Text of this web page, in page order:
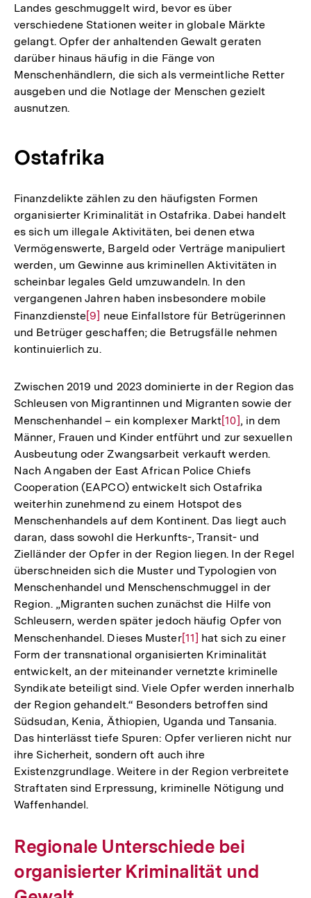
Landes geschmuggelt wird, bevor es über
verschiedene Stationen weiter in globale Märkte
gelangt. Opfer der anhaltenden Gewalt geraten
darüber hinaus häufig in die Fänge von
Menschenhändlern, die sich als vermeintliche Retter
ausgeben und die Notlage der Menschen gezielt
ausnutzen.
Ostafrika
Finanzdelikte zählen zu den häufigsten Formen
organisierter Kriminalität in Ostafrika. Dabei handelt
es sich um illegale Aktivitäten, bei denen etwa
Vermögenswerte, Bargeld oder Verträge manipuliert
werden, um Gewinne aus kriminellen Aktivitäten in
scheinbar legales Geld umzuwandeln. In den
vergangenen Jahren haben insbesondere mobile
FinanzdiensteZur
Auflösung
der
[9] neue Einfallstore für Betrügerinnen
und Betrüger geschaffen; die Betrugsfälle nehmen
kontinuierlich zu.
Zwischen 2019 und 2023 dominierte in der Region das
Schleusen von Migrantinnen und Migranten sowie der
Menschenhandel – ein komplexer MarktZur
Auflösung
der
Fußnote
[10], in dem
Männer, Frauen und Kinder entführt und zur sexuellen
Ausbeutung oder Zwangsarbeit verkauft werden.
Nach Angaben der East African Police Chiefs
Cooperation (EAPCO) entwickelt sich Ostafrika
weiterhin zunehmend zu einem Hotspot des
Menschenhandels auf dem Kontinent. Das liegt auch
daran, dass sowohl die Herkunfts-, Transit- und
Zielländer der Opfer in der Region liegen. In der Regel
überschneiden sich die Muster und Typologien von
Menschenhandel und Menschenschmuggel in der
Region. „Migranten suchen zunächst die Hilfe von
Schleusern, werden später jedoch häufig Opfer von
Menschenhandel. Dieses MusterZur
Auflösung
der
Fußnote
[11] hat sich zu einer
Form der transnational organisierten Kriminalität
entwickelt, an der miteinander vernetzte kriminelle
Syndikate beteiligt sind. Viele Opfer werden innerhalb
der Region gehandelt.“ Besonders betroffen sind
Südsudan, Kenia, Äthiopien, Uganda und Tansania.
Das hinterlässt tiefe Spuren: Opfer verlieren nicht nur
ihre Sicherheit, sondern oft auch ihre
Existenzgrundlage. Weitere in der Region verbreitete
Straftaten sind Erpressung, kriminelle Nötigung und
Waffenhandel.
Regionale Unterschiede bei
organisierter Kriminalität und